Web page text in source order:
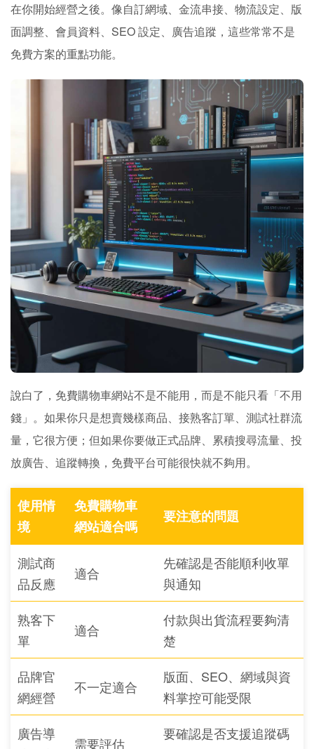
在你開始經營之後。像自訂網域、金流串接、物流設定、版
面調整、會員資料、SEO 設定、廣告追蹤，這些常常不是
免費方案的重點功能。
說白了，免費購物車網站不是不能用，而是不能只看「不用
錢」。如果你只是想賣幾樣商品、接熟客訂單、測試社群流
量，它很方便；但如果你要做正式品牌、累積搜尋流量、投
放廣告、追蹤轉換，免費平台可能很快就不夠用。
使用情
境
免費購物車
網站適合嗎
要注意的問題
測試商
品反應
適合
先確認是否能順利收單
與通知
熟客下
單
適合
付款與出貨流程要夠清
楚
品牌官
網經營
不一定適合
版面、SEO、網域與資
料掌控可能受限
廣告導
需要評估
要確認是否支援追蹤碼